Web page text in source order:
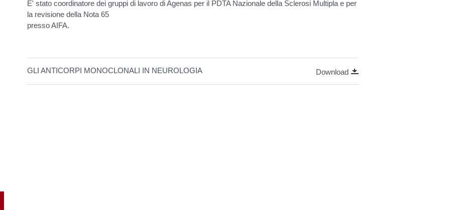
E' stato coordinatore dei gruppi di lavoro di Agenas per il PDTA Nazionale della Sclerosi Multipla e per
la revisione della Nota 65
presso AIFA.
GLI ANTICORPI MONOCLONALI IN NEUROLOGIA Download